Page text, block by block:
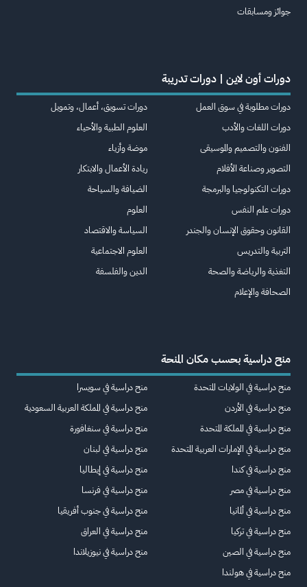
جوائز ومسابقات
دورات أون لاين | دورات تدريبة
دورات مطلوبة في سوق العمل
دورات اللغات والأدب
الفنون والتصميم والموسيقى
التصوير وصناعة الأفلام
دورات التكنولوجيا والبرمجة
دورات علم النفس
القانون وحقوق الإنسان والجندر
التربية والتدريس
التغذية والرياضة والصحة
الصحافة والإعلام
دورات تسويق، أعمال، وتمويل
العلوم الطبية والأحياء
موضة وأزياء
ريادة الأعمال والابتكار
الضيافة والسياحة
العلوم
السياسة والاقتصاد
العلوم الاجتماعية
الدين والفلسفة
منح دراسية بحسب مكان المنحة
منح دراسية في الولايات المتحدة
منح دراسية في الأردن
منح دراسية في المملكة المتحدة
منح دراسية في الإمارات العربية المتحدة
منح دراسية في كندا
منح دراسية في مصر
منح دراسية في ألمانيا
منح دراسية في تركيا
منح دراسية في الصين
منح دراسية في هولندا
منح دراسية في سويسرا
منح دراسية في المملكة العربية السعودية
منح دراسية في سنغافورة
منح دراسية في لبنان
منح دراسية في إيطاليا
منح دراسية في فرنسا
منح دراسية في جنوب أفريقيا
منح دراسية في العراق
منح دراسية في نيوزيلاندا